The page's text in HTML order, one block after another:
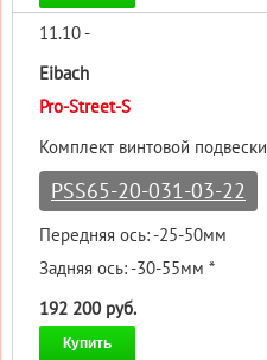
11.10 -
Eibach
Pro-Street-S
Комплект винтовой подвески
PSS65-20-031-03-22
Передняя ось: -25-50мм
Задняя ось: -30-55мм *
192 200 руб.
Купить